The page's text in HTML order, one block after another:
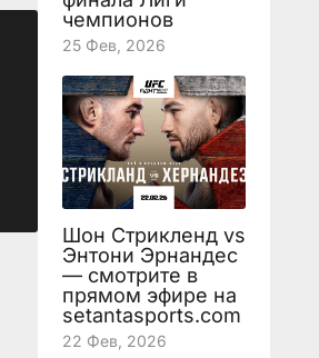
чемпионов
25 Фев, 2026
Шон Стрикленд vs
Энтони Эрнандес
— смотрите в
прямом эфире на
setantasports.com
22 Фев, 2026